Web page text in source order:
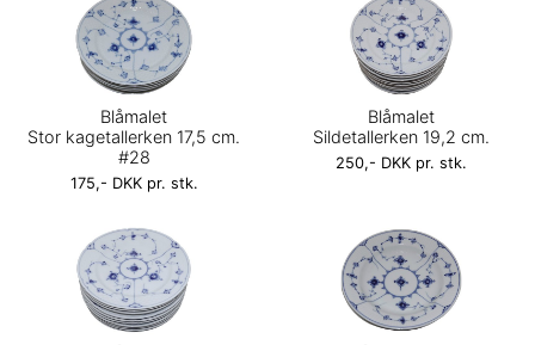
Blåmalet
Stor kagetallerken 17,5 cm.
#28
175,- DKK pr. stk.
Blåmalet
Sildetallerken 19,2 cm.
250,- DKK pr. stk.